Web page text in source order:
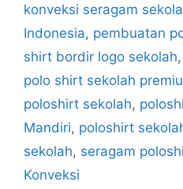
konveksi seragam
Indonesia, pembuatan
shirt bordir logo sekolah,
polo shirt sekolah
poloshirt sekolah,
Mandiri, poloshirt
sekolah, seragam
Konveksi